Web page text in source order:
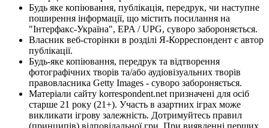
Будь яке копіювання, публікація, передрук, чи наступне
поширення інформації, що містить посилання на
"Інтерфакс-Україна", EPA / UPG, суворо забороняється.
Власник веб-сторінки в розділі Я-Корреспондент є автор
публікації.
Будь-яке копіювання, передрук та відтворення
фотографічних творів та/або аудіовізуальних творів
правовласника Getty Images - суворо забороняється.
Матеріали сайту korrespondent.net призначені для осіб
старше 21 року (21+). Участь в азартних іграх може
викликати ігрову залежність. Дотримуйтесь правил